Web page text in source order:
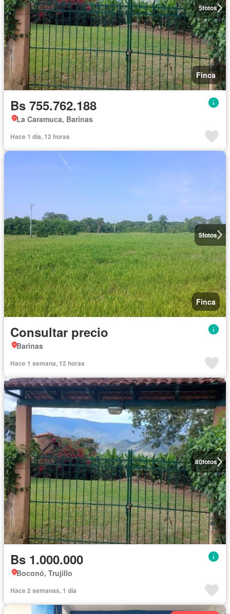
5fotos
Finca
Bs 755.762.188
La Caramuca, Barinas
Hace 1 día, 12 horas
5fotos
Finca
Consultar precio
Barinas
Hace 1 semana, 12 horas
80fotos
Bs 1.000.000
Boconó, Trujillo
Hace 2 semanas, 1 día